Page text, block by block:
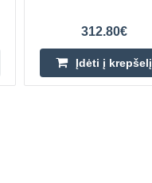
312.80€
Įdėti į krepšelį